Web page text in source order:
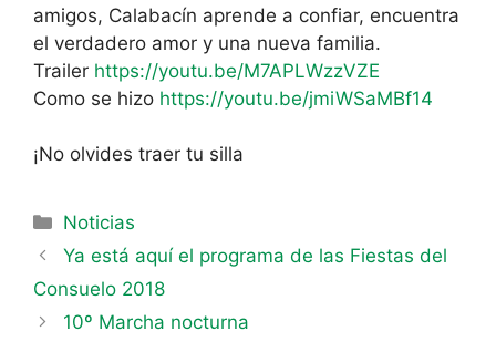
amigos, Calabacín aprende a confiar, encuentra
el verdadero amor y una nueva familia.
Trailer https://youtu.be/M7APLWzzVZE
Como se hizo https://youtu.be/jmiWSaMBf14
¡No olvides traer tu silla
Noticias
Ya está aquí el programa de las Fiestas del
Consuelo 2018
10º Marcha nocturna